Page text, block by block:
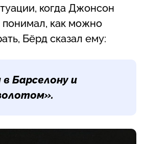
когда Джонсон
как можно
Бёрд сказал ему:
Барселону и